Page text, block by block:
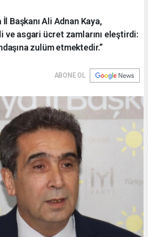
Başkanı Ali Adnan Kaya,
ve asgari ücret zamlarını eleştirdi:
zulüm etmektedir.”
ABONE OL